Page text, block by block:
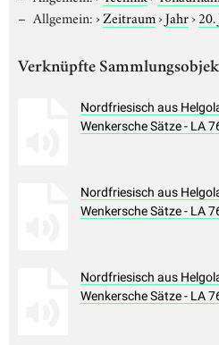
Allgemein:›Zeitraum›Jahr›20.
Verknüpfte
Nordfriesisch aus
Wenkersche Sätze - LA
Nordfriesisch aus
Wenkersche Sätze - LA
Nordfriesisch aus
Wenkersche Sätze - LA